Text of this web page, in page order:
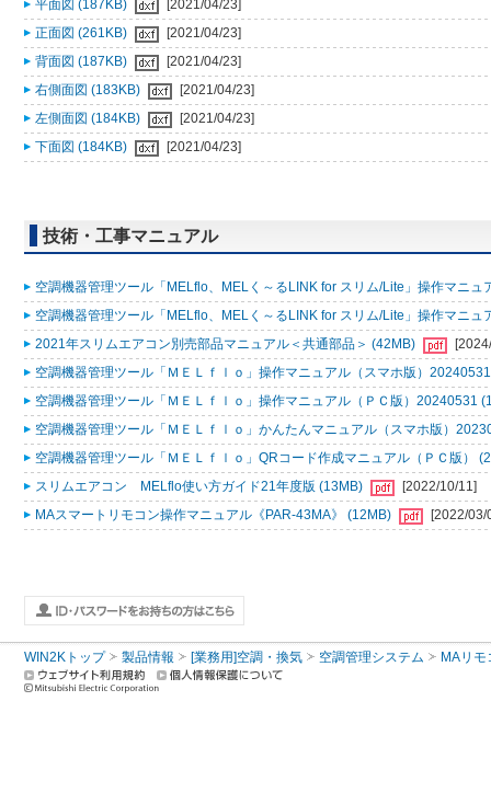
平面図 (187KB)
[2021/04/23]
正面図 (261KB)
[2021/04/23]
背面図 (187KB)
[2021/04/23]
右側面図 (183KB)
[2021/04/23]
左側面図 (184KB)
[2021/04/23]
下面図 (184KB)
[2021/04/23]
技術・工事マニュアル
空調機器管理ツール「MELflo、MELく～るLINK for スリム/Lite」操作マニュ
空調機器管理ツール「MELflo、MELく～るLINK for スリム/Lite」操作マニュ
2021年スリムエアコン別売部品マニュアル＜共通部品＞ (42MB)
空調機器管理ツール「ＭＥＬｆｌｏ」操作マニュアル（スマホ版）
空調機器管理ツール「ＭＥＬｆｌｏ」操作マニュアル（ＰＣ版）20240531
空調機器管理ツール「ＭＥＬｆｌｏ」かんたんマニュアル（スマホ版）
空調機器管理ツール「ＭＥＬｆｌｏ」QRコード作成マニュアル（ＰＣ版）
スリムエアコン MELflo使い方ガイド21年度版 (13MB)
[2022/10/11]
MAスマートリモコン操作マニュアル《PAR-43MA》 (12MB)
[2022/03/
WIN2Kトップ 製品情報 [業務用]空調・換気 空調管理システム MAリモ